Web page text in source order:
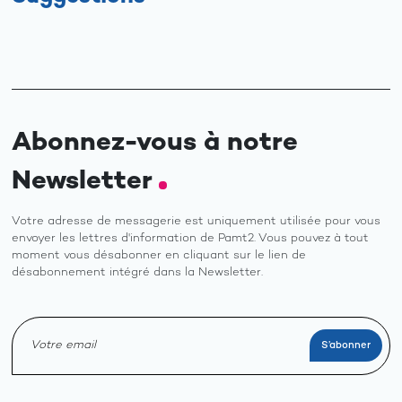
Abonnez-vous à notre
Newsletter
Votre adresse de messagerie est uniquement utilisée pour vous
envoyer les lettres d'information de Pamt2. Vous pouvez à tout
moment vous désabonner en cliquant sur le lien de
désabonnement intégré dans la Newsletter.